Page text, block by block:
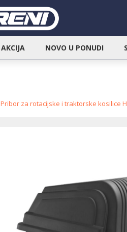
AKCIJA NOVO U PONUDI
Pribor za rotacijske i traktorske kosilice